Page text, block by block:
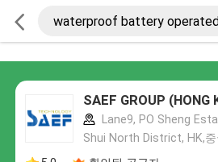
SAEF GROUP (HONG
Lane9, PO Sheng
Shui North District, HK,중